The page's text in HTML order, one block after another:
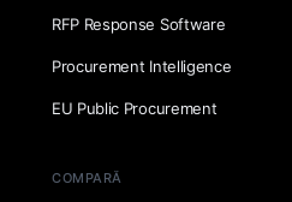
RFP Response Software
Procurement Intelligence
EU Public Procurement
COMPARĂ